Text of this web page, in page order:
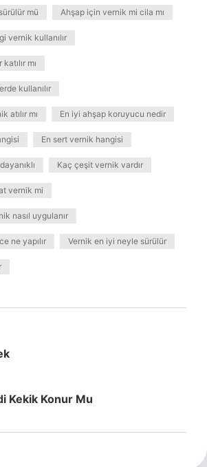
mü Ahşap için vernik mi cila mı
vernik kullanılır
mı
kullanılır
atılır mı En iyi ahşap koruyucu nedir
En sert vernik hangisi
Kaç çeşit vernik vardır
vernik mi
nasıl uygulanır
ne yapılır Vernik en iyi neyle sürülür
Kekik Konur Mu